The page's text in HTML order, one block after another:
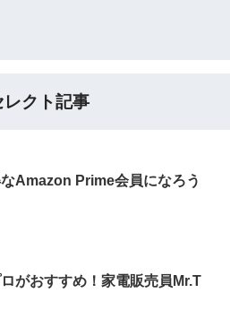
レクト記事
Amazon Prime会員になろう
がおすすめ！家電販売員Mr.T